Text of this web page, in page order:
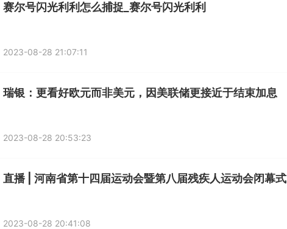
赛尔号闪光利利怎么捕捉_赛尔号闪光利利
2023-08-28 21:07:11
瑞银：更看好欧元而非美元，因美联储更接近于结束加息
2023-08-28 20:53:23
直播 | 河南省第十四届运动会暨第八届残疾人运动会闭幕式
2023-08-28 20:41:08